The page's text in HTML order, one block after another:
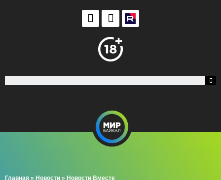
Главная » Новости » Новости Вместе